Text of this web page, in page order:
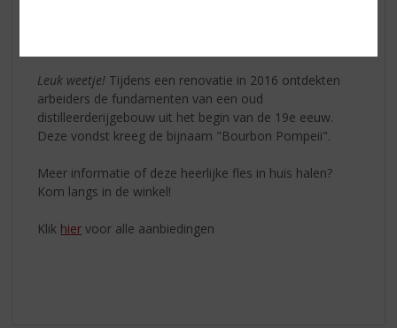
Leuk weetje! Tijdens een renovatie in 2016 ontdekten
arbeiders de fundamenten van een oud
distilleerderijgebouw uit het begin van de 19e eeuw.
Deze vondst kreeg de bijnaam "Bourbon Pompeii".
Meer informatie of deze heerlijke fles in huis halen?
Kom langs in de winkel!
Klik hier voor alle aanbiedingen